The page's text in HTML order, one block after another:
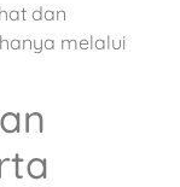
dan
melalui